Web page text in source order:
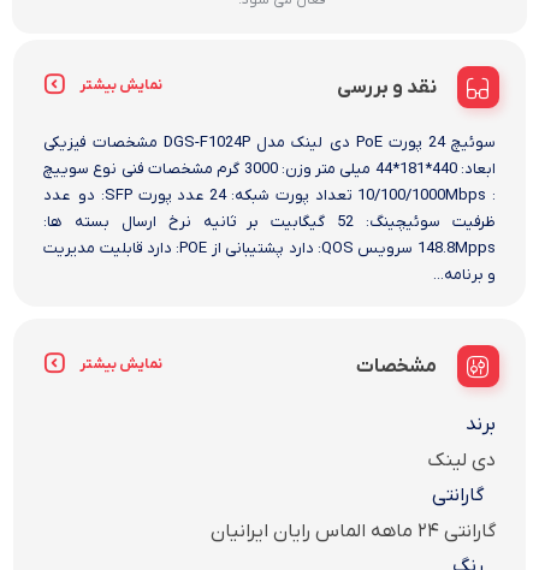
نقد و بررسی نمایش بیشتر
سوئیچ 24 پورت PoE دی لینک مدل DGS-F1024P مشخصات فیزیکی
ابعاد: 440*181*44 میلی متر وزن: 3000 گرم مشخصات فنی نوع سوییچ
: 10/100/1000Mbps تعداد پورت شبکه: 24 عدد پورت SFP: دو عدد
ظرفیت سوئیچینگ: 52 گیگابیت بر ثانیه نرخ ارسال بسته ها:
148.8Mpps سرویس QOS: دارد پشتیبانی از POE: دارد قابلیت مدیریت
و برنامه...
مشخصات نمایش بیشتر
برند
دی لینک
گارانتی
گارانتی ۲۴ ماهه الماس رایان ایرانیان